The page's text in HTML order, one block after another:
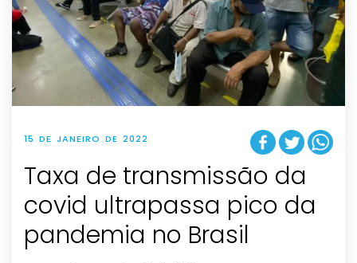
15 DE JANEIRO DE 2022
Taxa de transmissão da
covid ultrapassa pico da
pandemia no Brasil